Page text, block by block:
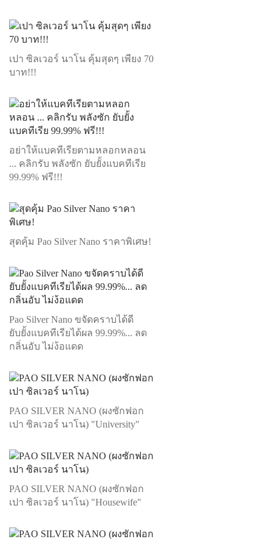
เปา ซิลเวอร์ นาโน คุ้มสุดๆ เพียง 70
บาท!!!
อย่าให้แบคทีเรียตามหลอกหลอน
... คลิกรับ พลังซัก ยับยั้งแบคทีเรีย
99.99% ฟรี!!!
สุดคุ้ม Pao Silver Nano ราคาพิเศษ!
Pao Silver Nano ขจัดคราบได้ดี
ยับยั้งแบคทีเรียได้ผล 99.99%... ลด
กลิ่นอับ ไม่ง้อแดด
PAO SILVER NANO (ผงซักฟอก
เปา ซิลเวอร์ นาโน) "University"
PAO SILVER NANO (ผงซักฟอก
เปา ซิลเวอร์ นาโน) "Housewife"